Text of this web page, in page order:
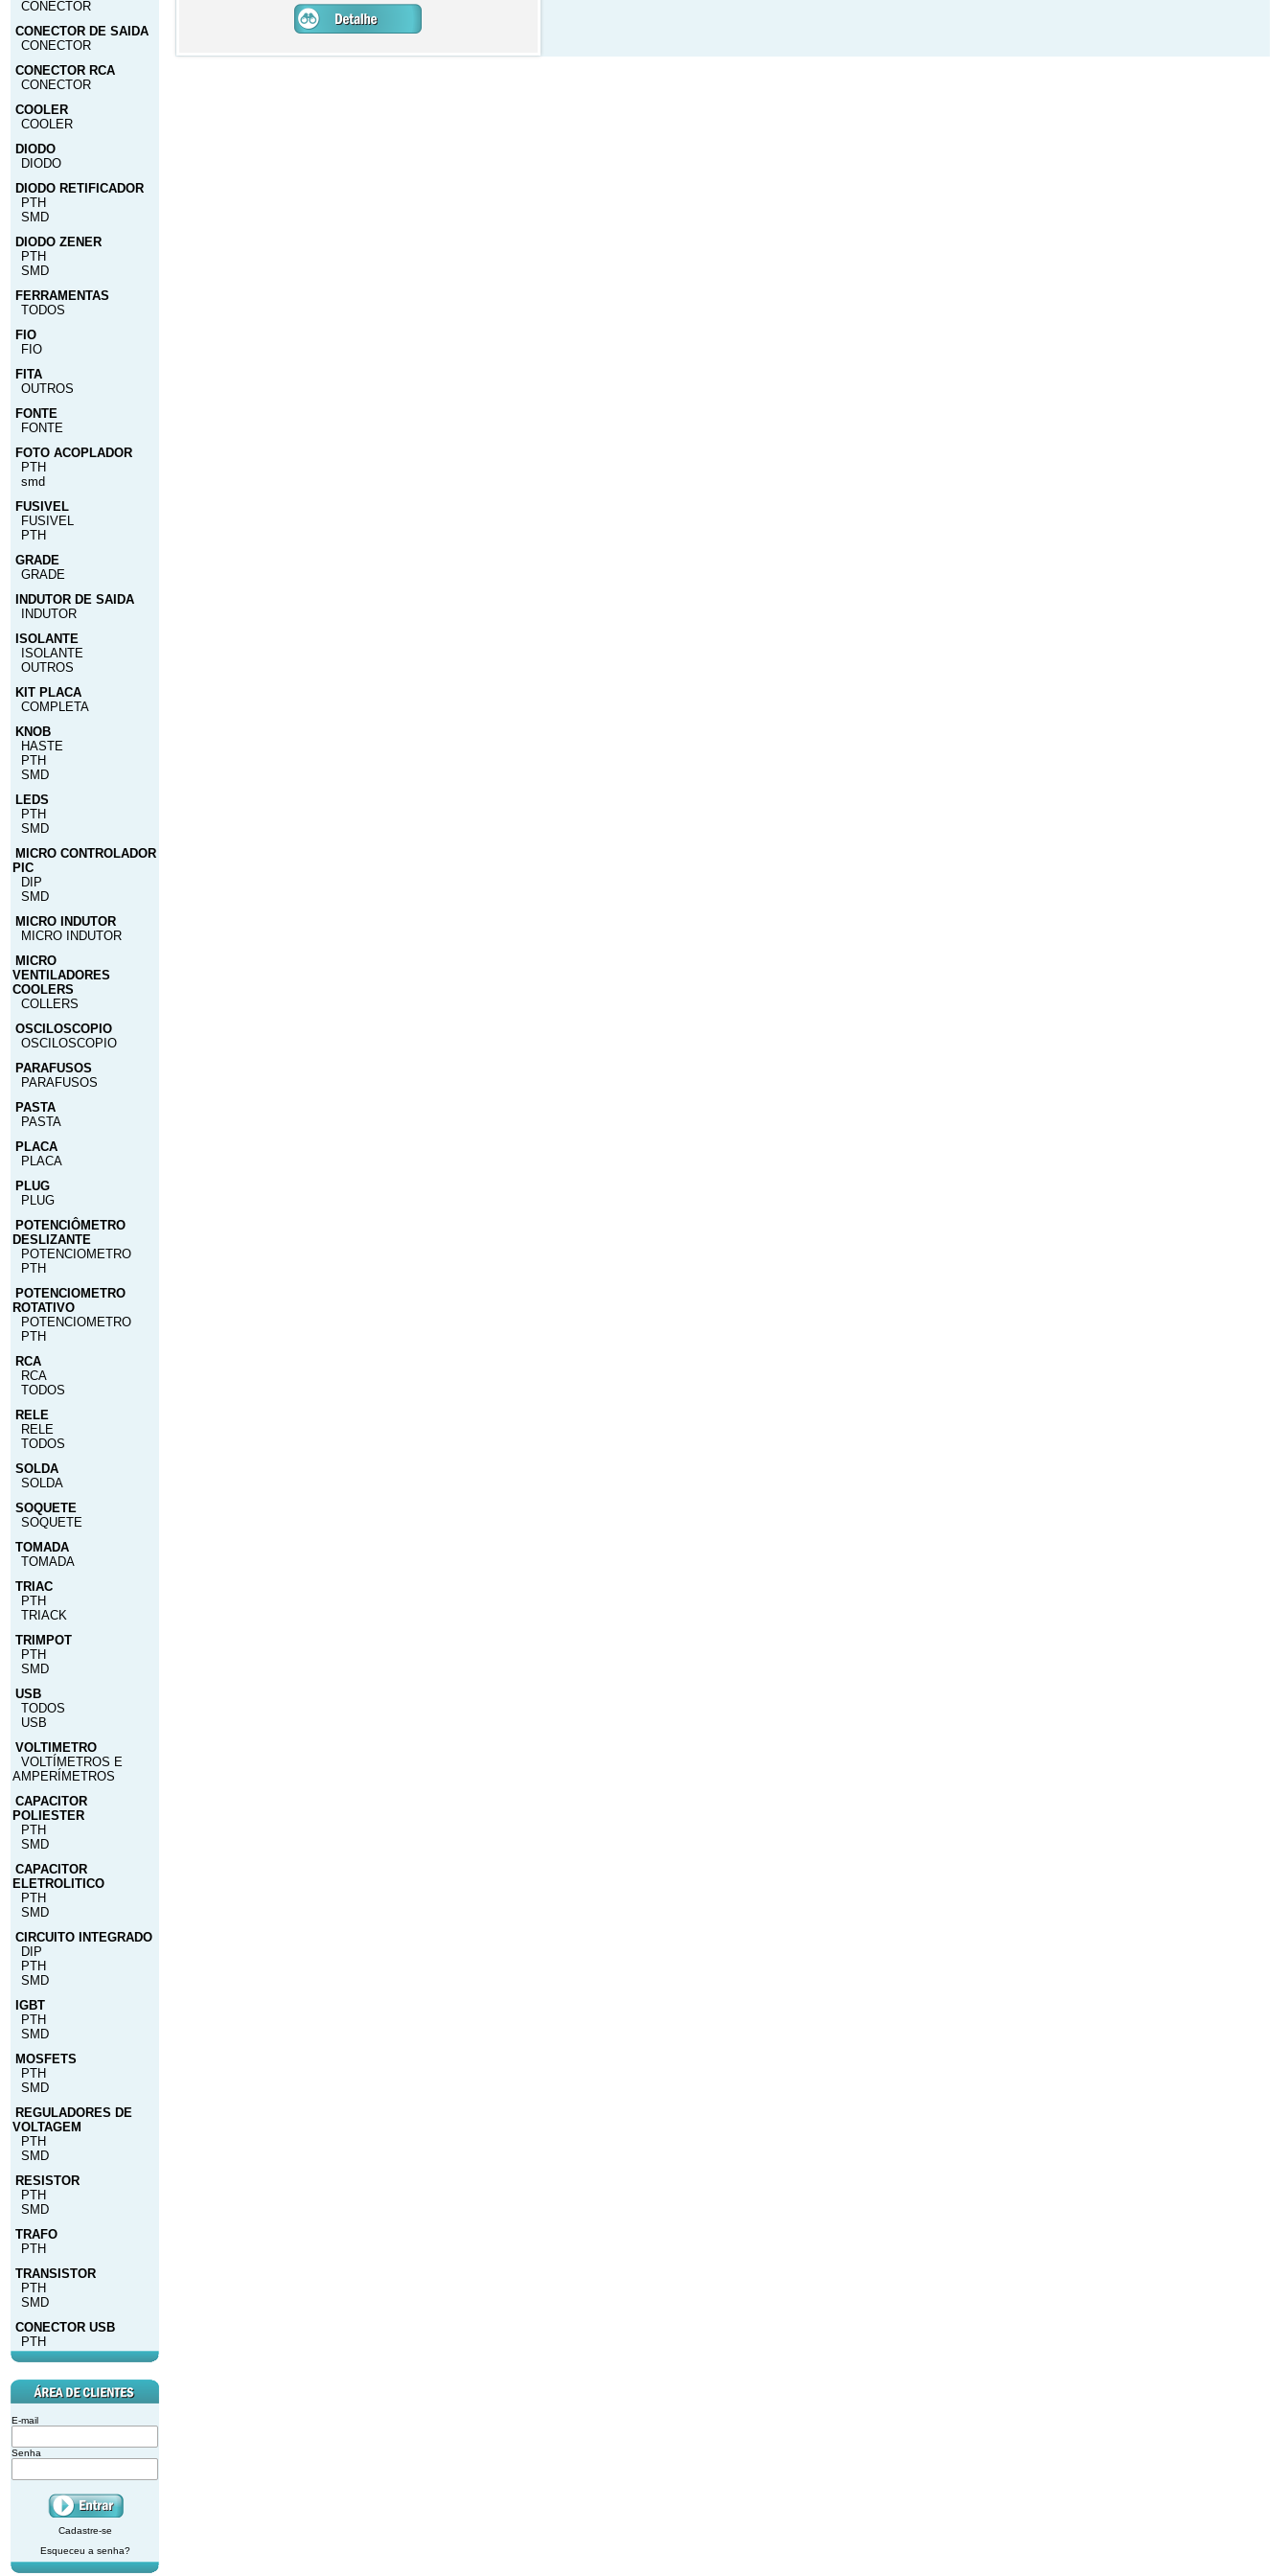
CONECTOR
CONECTOR DE SAIDA
CONECTOR
CONECTOR RCA
CONECTOR
COOLER
COOLER
DIODO
DIODO
DIODO RETIFICADOR
PTH
SMD
DIODO ZENER
PTH
SMD
FERRAMENTAS
TODOS
FIO
FIO
FITA
OUTROS
FONTE
FONTE
FOTO ACOPLADOR
PTH
smd
FUSIVEL
FUSIVEL
PTH
GRADE
GRADE
INDUTOR DE SAIDA
INDUTOR
ISOLANTE
ISOLANTE
OUTROS
KIT PLACA
COMPLETA
KNOB
HASTE
PTH
SMD
LEDS
PTH
SMD
MICRO CONTROLADOR
PIC
DIP
SMD
MICRO INDUTOR
MICRO INDUTOR
MICRO
VENTILADORES
COOLERS
COLLERS
OSCILOSCOPIO
OSCILOSCOPIO
PARAFUSOS
PARAFUSOS
PASTA
PASTA
PLACA
PLACA
PLUG
PLUG
POTENCIÔMETRO
DESLIZANTE
POTENCIOMETRO
PTH
POTENCIOMETRO
ROTATIVO
POTENCIOMETRO
PTH
RCA
RCA
TODOS
RELE
RELE
TODOS
SOLDA
SOLDA
SOQUETE
SOQUETE
TOMADA
TOMADA
TRIAC
PTH
TRIACK
TRIMPOT
PTH
SMD
USB
TODOS
USB
VOLTIMETRO
VOLTÍMETROS E
AMPERÍMETROS
CAPACITOR
POLIESTER
PTH
SMD
CAPACITOR
ELETROLITICO
PTH
SMD
CIRCUITO INTEGRADO
DIP
PTH
SMD
IGBT
PTH
SMD
MOSFETS
PTH
SMD
REGULADORES DE
VOLTAGEM
PTH
SMD
RESISTOR
PTH
SMD
TRAFO
PTH
TRANSISTOR
PTH
SMD
CONECTOR USB
PTH
E-mail
Senha
Cadastre-se
Esqueceu a senha?